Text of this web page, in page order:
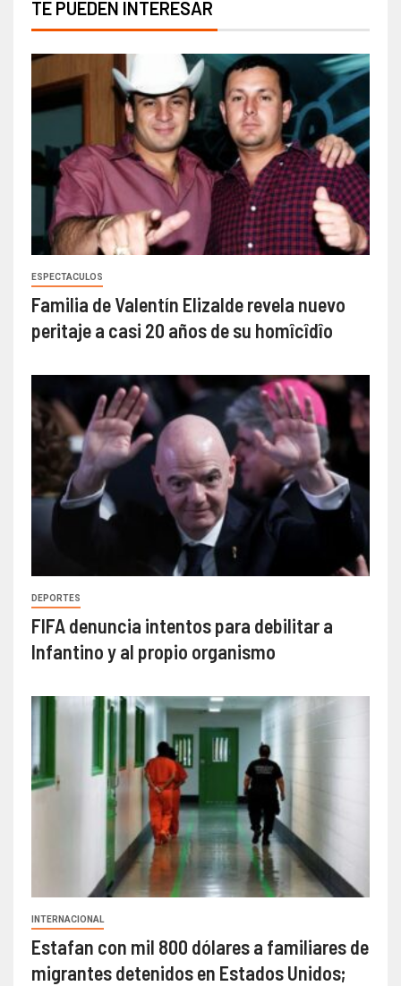
TE PUEDEN INTERESAR
ESPECTACULOS
Familia de Valentín Elizalde revela nuevo
peritaje a casi 20 años de su homîcîdîo
DEPORTES
FIFA denuncia intentos para debilitar a
Infantino y al propio organismo
INTERNACIONAL
Estafan con mil 800 dólares a familiares de
migrantes detenidos en Estados Unidos;